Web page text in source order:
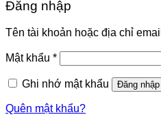
Đăng nhập
Tên tài khoản hoặc địa chỉ email
Mật khẩu *Bắt
buộc
Ghi nhớ mật khẩu
Đăng nhập
Quên mật khẩu?